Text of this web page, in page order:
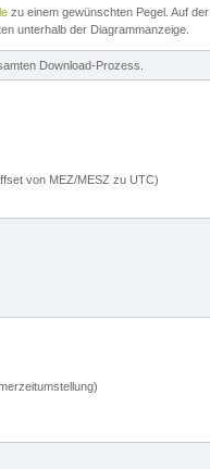
zu einem gewünschten Pegel. Auf
unterhalb der Diagrammanzeige.
Download-Prozess.
von MEZ/MESZ zu UTC)